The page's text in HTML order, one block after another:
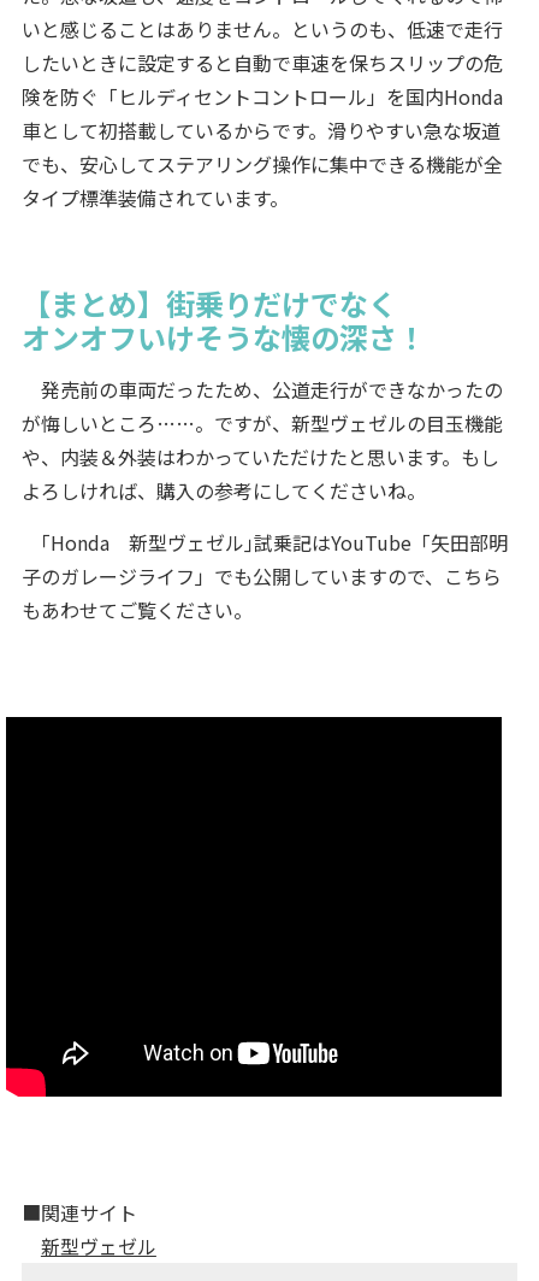
いと感じることはありません。というのも、低速で走行
したいときに設定すると自動で車速を保ちスリップの危
険を防ぐ「ヒルディセントコントロール」を国内Honda
車として初搭載しているからです。滑りやすい急な坂道
でも、安心してステアリング操作に集中できる機能が全
タイプ標準装備されています。
【まとめ】街乗りだけでなく
オンオフいけそうな懐の深さ！
発売前の車両だったため、公道走行ができなかったの
が悔しいところ……。ですが、新型ヴェゼルの目玉機能
や、内装＆外装はわかっていただけたと思います。もし
よろしければ、購入の参考にしてくださいね。
｢Honda 新型ヴェゼル｣試乗記はYouTube「矢田部明
子のガレージライフ」でも公開していますので、こちら
もあわせてご覧ください。
■関連サイト
新型ヴェゼル